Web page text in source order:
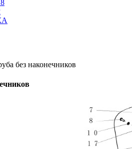
без наконечников